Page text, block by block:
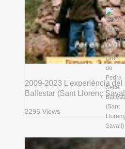
2009-2023 L'experiència del
Ballestar (Sant Llorenç
3295 Views